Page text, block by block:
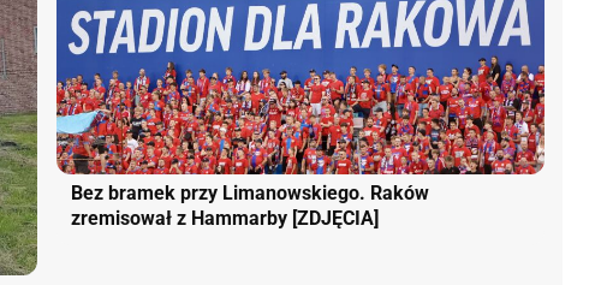
Bez bramek przy Limanowskiego. Raków
zremisował z Hammarby [ZDJĘCIA]